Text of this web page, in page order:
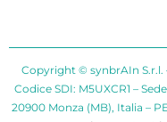
Copyright © synbrAIn S.r.l.
Codice SDI: M5UXCR1 –
20900 Monza (MB), Italia –